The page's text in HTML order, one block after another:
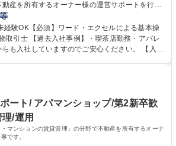
産を所有するオーナー様の運営サポートを行う
居者様の要望、お困り事、修繕の対応 ・賃貸募
集 ・各種契約管理 ・市場ニーズ等、不動産情
談対応 ※建物の改変を伴う業務は含まない 募
験OK【必須】ワード・エクセルによる基本操
取引士 【過去入社事例】・喫茶店勤務・アパレ
入社していますのでご安心ください。 【入社
に関わる事業を展開している為、入社後のキャ
！ 【正当な評価】・3か月単位で査定をしてお
高専 短大 専
：第一種運転免許普通自動車 宅地建物取引士
ート/ アパマンショップ/第2新卒歓
/運用
マンションの賃貸管理」の分野で不動産を所有するオーナ
です。